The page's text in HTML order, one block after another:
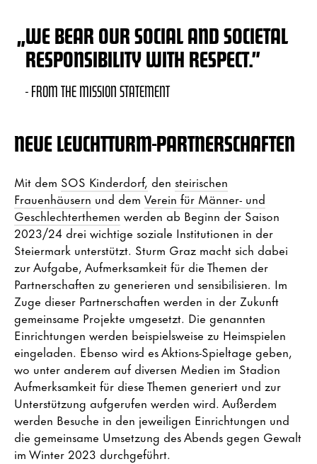
„WE BEAR OUR SOCIAL AND SOCIETAL
RESPONSIBILITY WITH RESPECT.”
- FROM THE MISSION STATEMENT
NEUE LEUCHTTURM-PARTNERSCHAFTEN
Mit dem SOS Kinderdorf, den steirischen
Frauenhäusern und dem Verein für Männer- und
Geschlechterthemen werden ab Beginn der Saison
2023/24 drei wichtige soziale Institutionen in der
Steiermark unterstützt. Sturm Graz macht sich dabei
zur Aufgabe, Aufmerksamkeit für die Themen der
Partnerschaften zu generieren und sensibilisieren. Im
Zuge dieser Partnerschaften werden in der Zukunft
gemeinsame Projekte umgesetzt. Die genannten
Einrichtungen werden beispielsweise zu Heimspielen
eingeladen. Ebenso wird es Aktions-Spieltage geben,
wo unter anderem auf diversen Medien im Stadion
Aufmerksamkeit für diese Themen generiert und zur
Unterstützung aufgerufen werden wird. Außerdem
werden Besuche in den jeweiligen Einrichtungen und
die gemeinsame Umsetzung des Abends gegen Gewalt
im Winter 2023 durchgeführt.